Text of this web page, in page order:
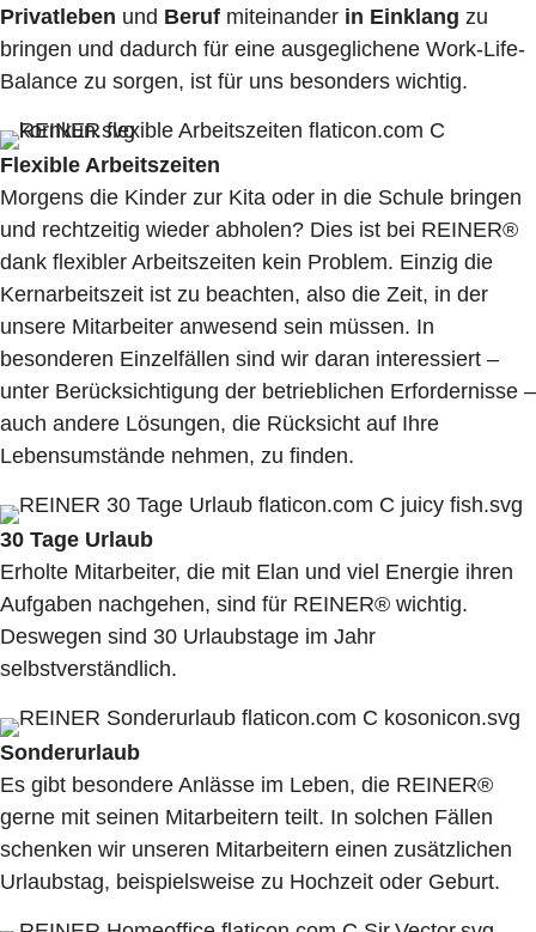
Privatleben und Beruf miteinander in Einklang zu
bringen und dadurch für eine ausgeglichene Work-Life-
Balance zu sorgen, ist für uns besonders wichtig.
Flexible Arbeitszeiten
Morgens die Kinder zur Kita oder in die Schule bringen
und rechtzeitig wieder abholen? Dies ist bei REINER®
dank flexibler Arbeitszeiten kein Problem. Einzig die
Kernarbeitszeit ist zu beachten, also die Zeit, in der
unsere Mitarbeiter anwesend sein müssen. In
besonderen Einzelfällen sind wir daran interessiert –
unter Berücksichtigung der betrieblichen Erfordernisse –
auch andere Lösungen, die Rücksicht auf Ihre
Lebensumstände nehmen, zu finden.
30 Tage Urlaub
Erholte Mitarbeiter, die mit Elan und viel Energie ihren
Aufgaben nachgehen, sind für REINER® wichtig.
Deswegen sind 30 Urlaubstage im Jahr
selbstverständlich.
Sonderurlaub
Es gibt besondere Anlässe im Leben, die REINER®
gerne mit seinen Mitarbeitern teilt. In solchen Fällen
schenken wir unseren Mitarbeitern einen zusätzlichen
Urlaubstag, beispielsweise zu Hochzeit oder Geburt.